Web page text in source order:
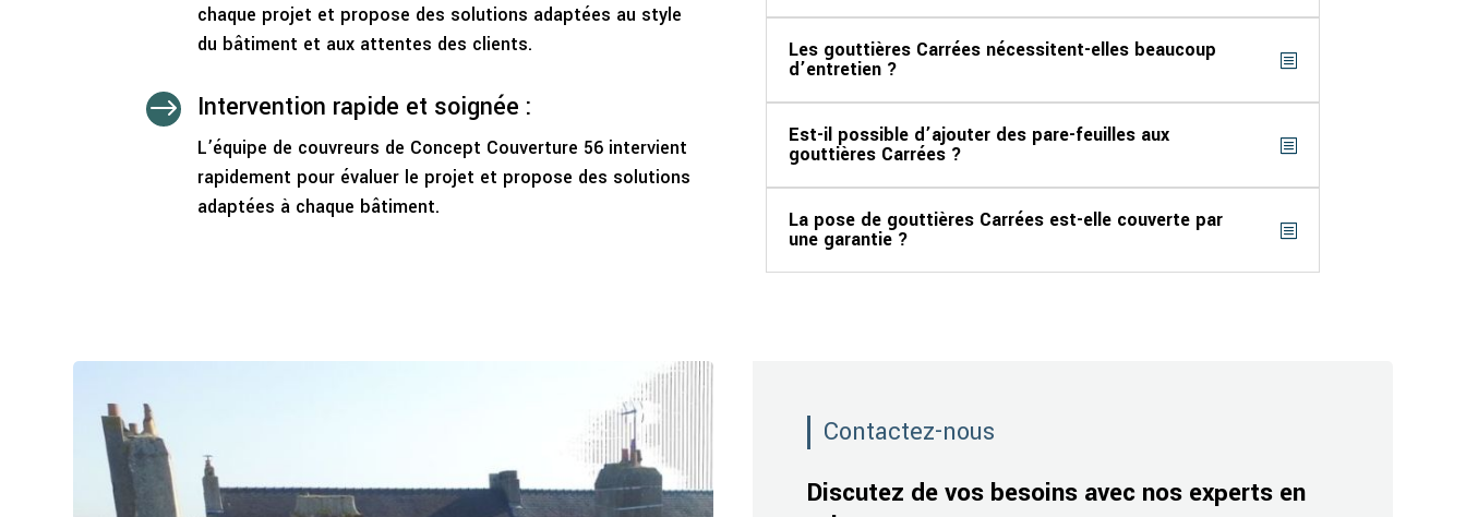
chaque projet et propose des solutions adaptées au style
du bâtiment et aux attentes des clients.
$ Intervention rapide et soignée :
L’équipe de couvreurs de Concept Couverture 56 intervient
rapidement pour évaluer le projet et propose des solutions
adaptées à chaque bâtiment.
Les gouttières Carrées nécessitent-elles beaucoup
d’entretien ?
Est-il possible d’ajouter des pare-feuilles aux
gouttières Carrées ?
La pose de gouttières Carrées est-elle couverte par
une garantie ?
Contactez-nous
Discutez de vos besoins avec nos experts en